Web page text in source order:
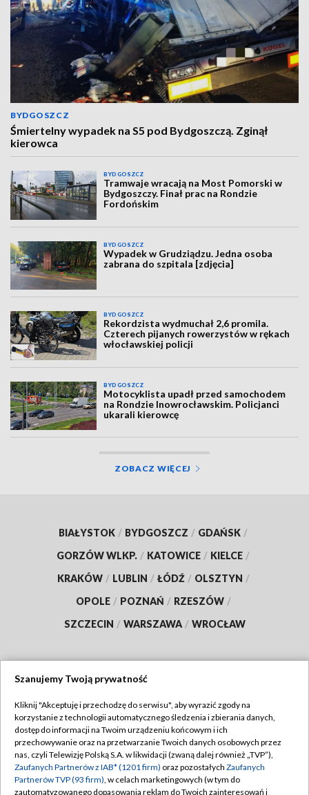
BYDGOSZCZ
Śmiertelny wypadek na S5 pod Bydgoszczą. Zginął
kierowca
BYDGOSZCZ
Tramwaje wracają na Most Pomorski w
Bydgoszczy. Finał prac na Rondzie
Fordońskim
BYDGOSZCZ
Wypadek w Grudziądzu. Jedna osoba
zabrana do szpitala [zdjęcia]
BYDGOSZCZ
Rekordzista wydmuchał 2,6 promila.
Czterech pijanych rowerzystów w rękach
włocławskiej policji
BYDGOSZCZ
Motocyklista upadł przed samochodem
na Rondzie Inowrocławskim. Policjanci
ukarali kierowcę
ZOBACZ WIĘCEJ
BIAŁYSTOK / BYDGOSZCZ / GDAŃSK /
GORZÓW WLKP. / KATOWICE / KIELCE /
KRAKÓW / LUBLIN / ŁÓDŹ / OLSZTYN /
OPOLE / POZNAŃ / RZESZÓW /
SZCZECIN / WARSZAWA / WROCŁAW
TVP
Abonament TVP
Emisja w TVP
Centrum informacji TVP
Regulamin TVP
Polityka prywatności
Moje zgody
Szanujemy Twoją prywatność
Kliknij "Akceptuję i przechodzę do serwisu", aby wyrazić zgody na
korzystanie z technologii automatycznego śledzenia i zbierania danych,
dostęp do informacji na Twoim urządzeniu końcowym i ich
przechowywanie oraz na przetwarzanie Twoich danych osobowych przez
nas, czyli Telewizję Polską S.A. w likwidacji (zwaną dalej również „TVP”),
Zaufanych Partnerów z IAB* (1201 firm) oraz pozostałych Zaufanych
Partnerów TVP (93 firm), w celach marketingowych (w tym do
zautomatyzowanego dopasowania reklam do Twoich zainteresowań i